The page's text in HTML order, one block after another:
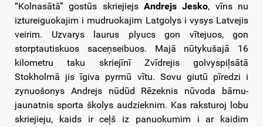
“Kolnasātā” gostūs skriejiejs Andrejs Jesko, vīns nu
iztureiguokajim i mudruokajim Latgolys i vysys Latvejis
veirim. Uzvarys laurus plyucs gon vītejuos, gon
storptautiskuos saceņseibuos. Majā nūtykušajā 16
kilometru taku skriejīnī Zvīdrejis golvyspiļsātā
Stokholmā jis īgiva pyrmū vītu. Sovu giutū pīredzi i
zynuošonys Andrejs nūdūd Rēzeknis nūvoda bārnu-
jaunatnis sporta školys audzieknim. Kas raksturoj lobu
skriejieju, kaids ir ceļš iz panuokumim i ar kaidim